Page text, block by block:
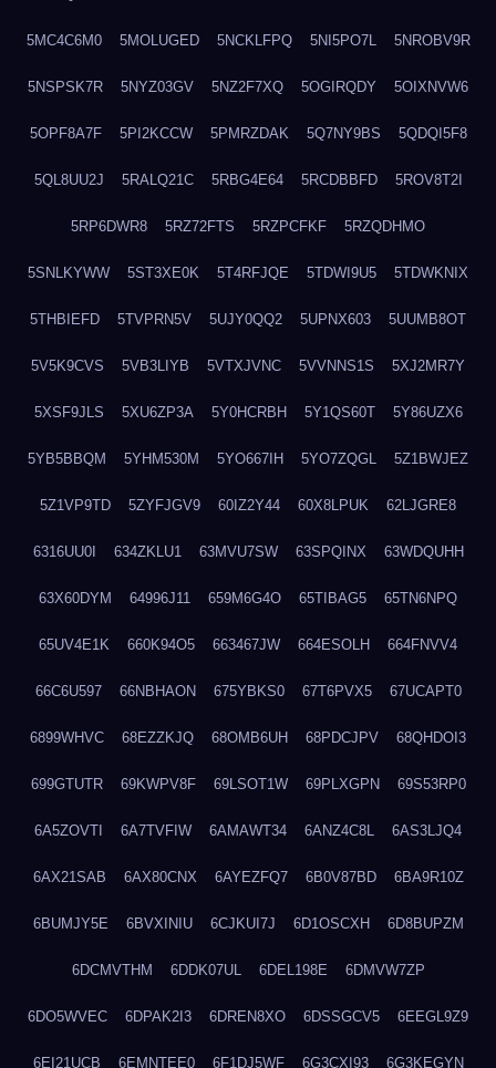
5MC4C6M0 5MOLUGED 5NCKLFPQ 5NI5PO7L 5NROBV9R
5NSPSK7R 5NYZ03GV 5NZ2F7XQ 5OGIRQDY 5OIXNVW6
5OPF8A7F 5PI2KCCW 5PMRZDAK 5Q7NY9BS 5QDQI5F8
5QL8UU2J 5RALQ21C 5RBG4E64 5RCDBBFD 5ROV8T2I
5RP6DWR8 5RZ72FTS 5RZPCFKF 5RZQDHMO
5SNLKYWW 5ST3XE0K 5T4RFJQE 5TDWI9U5 5TDWKNIX
5THBIEFD 5TVPRN5V 5UJY0QQ2 5UPNX603 5UUMB8OT
5V5K9CVS 5VB3LIYB 5VTXJVNC 5VVNNS1S 5XJ2MR7Y
5XSF9JLS 5XU6ZP3A 5Y0HCRBH 5Y1QS60T 5Y86UZX6
5YB5BBQM 5YHM530M 5YO667IH 5YO7ZQGL 5Z1BWJEZ
5Z1VP9TD 5ZYFJGV9 60IZ2Y44 60X8LPUK 62LJGRE8
6316UU0I 634ZKLU1 63MVU7SW 63SPQINX 63WDQUHH
63X60DYM 64996J11 659M6G4O 65TIBAG5 65TN6NPQ
65UV4E1K 660K94O5 663467JW 664ESOLH 664FNVV4
66C6U597 66NBHAON 675YBKS0 67T6PVX5 67UCAPT0
6899WHVC 68EZZKJQ 68OMB6UH 68PDCJPV 68QHDOI3
699GTUTR 69KWPV8F 69LSOT1W 69PLXGPN 69S53RP0
6A5ZOVTI 6A7TVFIW 6AMAWT34 6ANZ4C8L 6AS3LJQ4
6AX21SAB 6AX80CNX 6AYEZFQ7 6B0V87BD 6BA9R10Z
6BUMJY5E 6BVXINIU 6CJKUI7J 6D1OSCXH 6D8BUPZM
6DCMVTHM 6DDK07UL 6DEL198E 6DMVW7ZP
6DO5WVEC 6DPAK2I3 6DREN8XO 6DSSGCV5 6EEGL9Z9
6EI21UCB 6EMNTEE0 6F1DJ5WF 6G3CXI93 6G3KEGYN